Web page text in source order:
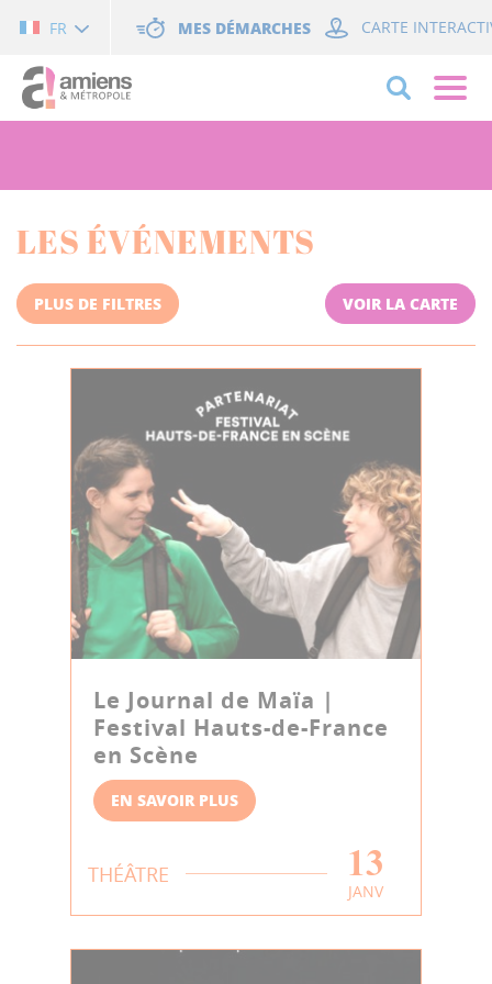
FR MES DÉMARCHES CARTE
LES ÉVÉNEMENTS
PLUS DE FILTRES VOIR LA CARTE
Le Journal de Maïa |
Festival Hauts-de-France
en Scène
EN SAVOIR PLUS
THÉÂTRE 13
JANV